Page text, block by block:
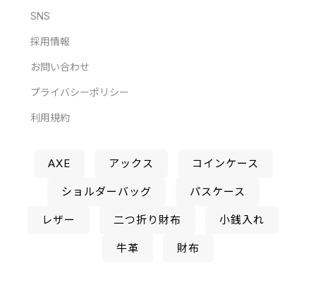
SNS
採用情報
お問い合わせ
プライバシーポリシー
利用規約
AXE アックス コインケース
ショルダーバッグ パスケース
レザー 二つ折り財布 小銭入れ
牛革 財布